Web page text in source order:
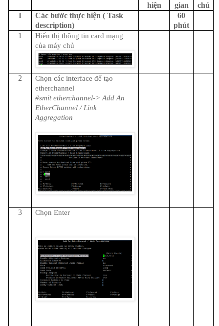
hiện
gian
chú
I
Các bước thực hiện ( Task
description)
60
phút
1
Hiển thị thông tin card mạng
của máy chủ
2
Chọn các interface để tạo
etherchannel
#smit etherchannel-> Add An
EtherChannel / Link
Aggregation
3 Chọn Enter